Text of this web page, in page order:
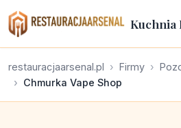
Kuchnia
restauracjaarsenal.pl Firmy
Chmurka Vape Shop